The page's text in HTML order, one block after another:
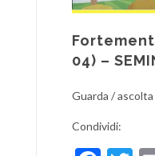
04) –
Guarda /
Condividi: